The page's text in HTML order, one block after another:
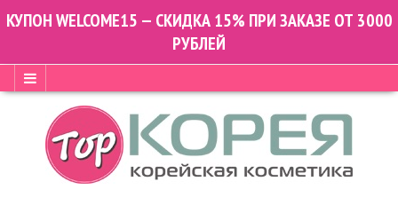
КУПОН WELCOME15 — СКИДКА 15% ПРИ ЗАКАЗЕ ОТ 3000
РУБЛЕЙ